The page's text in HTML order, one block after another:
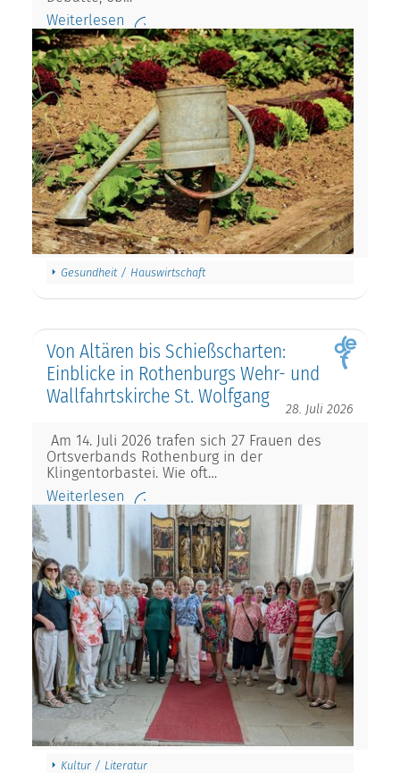
Weiterlesen
Gesundheit / Hauswirtschaft
Von Altären bis Schießscharten:
Einblicke in Rothenburgs Wehr- und
Wallfahrtskirche St. Wolfgang
28. Juli 2026
Am 14. Juli 2026 trafen sich 27 Frauen des
Ortsverbands Rothenburg in der
Klingentorbastei. Wie oft…
Weiterlesen
Kultur / Literatur